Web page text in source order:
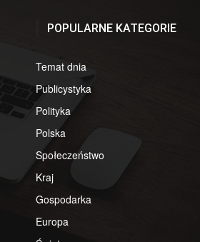
POPULARNE KATEGORIE
Temat dnia
Publicystyka
Polityka
Polska
Społeczeństwo
Kraj
Gospodarka
Europa